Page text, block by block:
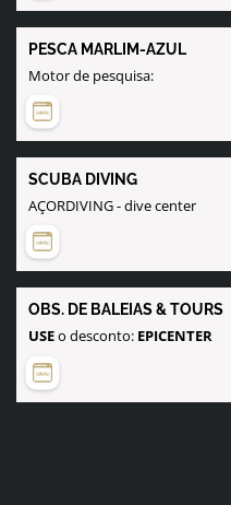
PESCA MARLIM-AZUL
Motor de pesquisa:
SCUBA DIVING
AÇORDIVING - dive center
OBS. DE BALEIAS & TOURS
USEo desconto: EPICENTER